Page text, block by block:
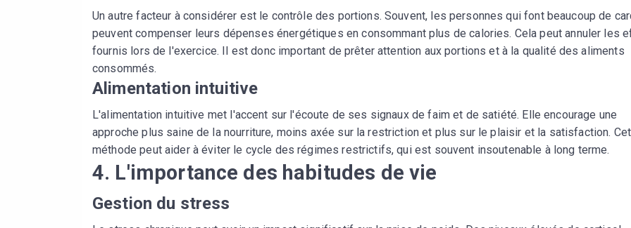
Un autre facteur à considérer est le contrôle des portions. Souvent, les personnes qui font beaucoup de
peuvent compenser leurs dépenses énergétiques en consommant plus de calories. Cela peut annuler les
fournis lors de l'exercice. Il est donc important de prêter attention aux portions et à la qualité des aliments
consommés.
Alimentation intuitive
L'alimentation intuitive met l'accent sur l'écoute de ses signaux de faim et de satiété. Elle encourage une
approche plus saine de la nourriture, moins axée sur la restriction et plus sur le plaisir et la satisfaction.
méthode peut aider à éviter le cycle des régimes restrictifs, qui est souvent insoutenable à long terme.
4. L'importance des habitudes de vie
Gestion du stress